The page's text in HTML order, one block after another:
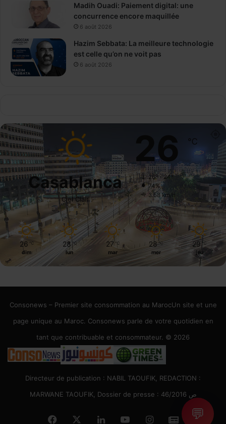
Madih Ouadi: Paiement digital: une
concurrence encore maquillée
6 août 2026
Hazim Sebbata: La meilleure technologie
est celle qu’on ne voit pas
6 août 2026
Casablanca
Ciel Clair
26 ℃
26º - 24º
74%
3.58 km/h
26 ℃
dim
28 ℃
lun
27 ℃
mar
28 ℃
mer
29 ℃
jeu
Consonews – Premier site consommation au MarocUn site et une
page unique au Maroc. Consonews parle de votre quotidien en
tant que contribuable et consommateur. © 2026
Directeur de publication : NABIL TAOUFIK, REDACTION :
MARWANE TAOUFIK, Dossier de presse : 46/2016 ص
Facebook LinkedinYouTubeInstagram
Google
💬